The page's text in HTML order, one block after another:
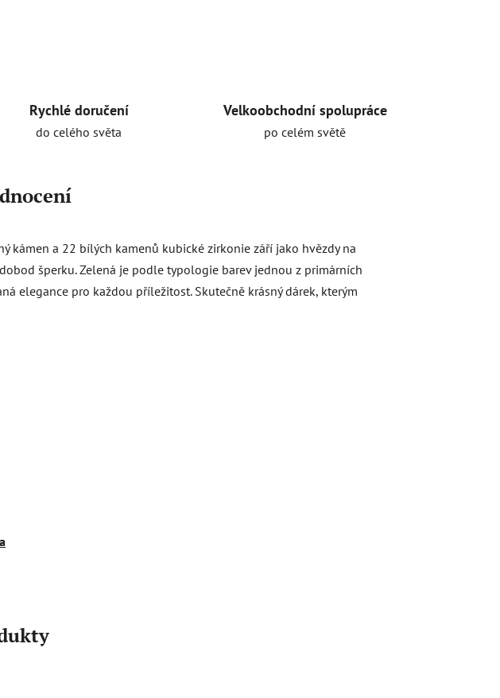
Rychlé doručení
do celého světa
Velkoobchodní spolupráce
po celém světě
kámen a 22 bílých kamenů kubické zirkonie září jako hvězdy na
šperku. Zelená je podle typologie barev jednou z primárních
elegance pro každou příležitost. Skutečně krásný dárek, kterým